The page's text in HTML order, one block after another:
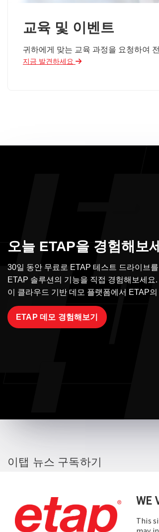
WE
This
교육 및 이벤트
귀하에게 맞는 교육 과정을 요청하여
지금 발견하세요
오늘 ETAP을 경험해보
30일 동안 무료로 ETAP 테스트 드라이브를
ETAP 솔루션의 기능을 직접 경험해보세요
이 클라우드 기반 데모 플랫폼에서 ETAP
ETAP 데모 경험해보기
이탭 뉴스 구독하기
을 가장 먼저 받아보세요.